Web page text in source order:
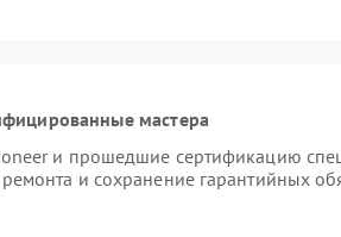
мастера
и прошедшие сертификацию
и сохранение гарантийных